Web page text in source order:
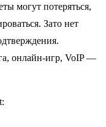
могут потеряться,
Зато нет
онлайн-игр, VoIP —